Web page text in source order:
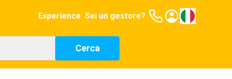
Experience Sei un gestore?
Cerca